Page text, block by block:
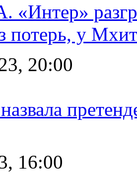
«Интер»
потерь, у
20:00
16:00